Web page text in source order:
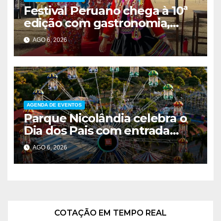
Festival Peruano chega à 10ª
edição com gastronomia,
música e entrada solidária em
Brasília
AGO 6, 2026
AGENDA DE EVENTOS
Parque Nicolândia celebra o
Dia dos Pais com entrada
gratuita para pais e desconto
de 40% nos passaportes
AGO 6, 2026
COTAÇÃO EM TEMPO REAL